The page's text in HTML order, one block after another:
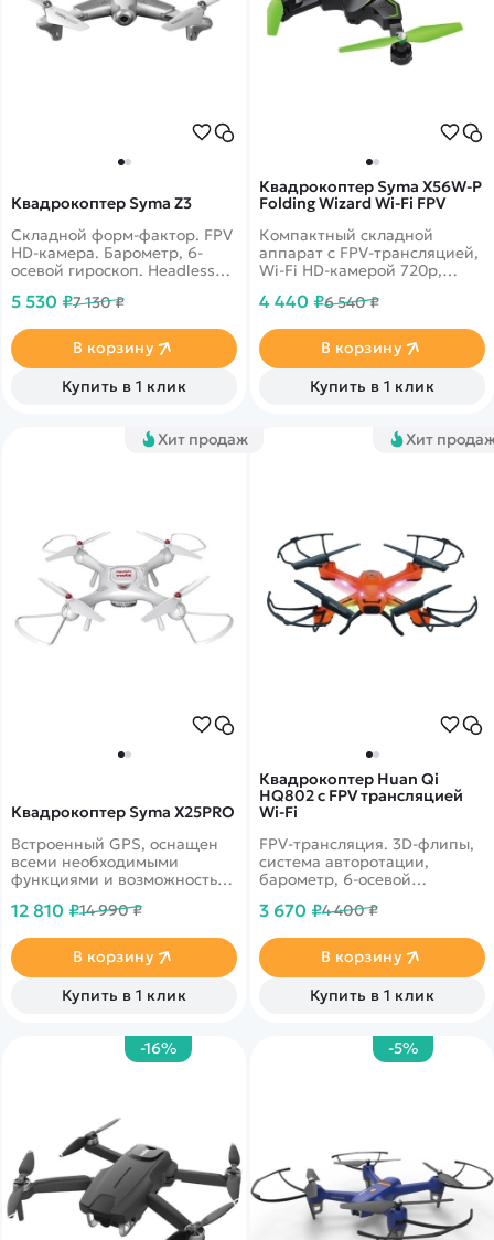
Квадрокоптер Syma Z3
Складной форм-фактор. FPV
HD-камера. Барометр, 6-
осевой гироскоп. Headless
по траектории, флипы 360°.
полета 9 минут.
5 530 ₽7 130 ₽
В корзину
Купить в 1 клик
Квадрокоптер Syma X56W-P
Folding Wizard Wi-Fi FPV
Компактный складной
аппарат с FPV-трансляцией,
Wi-Fi HD-камерой 720p,
Дальность 80 м. Время
4 440 ₽6 540 ₽
В корзину
Купить в 1 клик
Хит продаж
Квадрокоптер Syma X25PRO
Встроенный GPS, оснащен
всеми необходимыми
функциями и возможностью
высшего пилотажа.
12 810 ₽14 990 ₽
В корзину
Купить в 1 клик
Хит
Квадрокоптер Huan Qi
HQ802 с FPV трансляцией
Wi-Fi
FPV-трансляция. 3D-флипы,
система авторотации,
барометр, 6-осевой
возврат домой. Дальность
минут.
3 670 ₽4 400 ₽
В корзину
Купить в 1 клик
-16% -5%